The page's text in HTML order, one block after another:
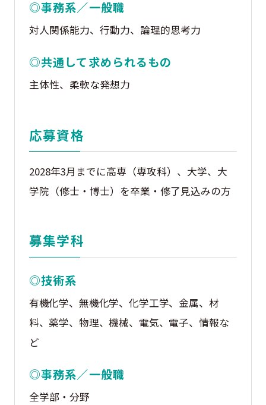
◎事務系／一般職
対人関係能力、行動力、論理的思考力
◎共通して求められるもの
主体性、柔軟な発想力
応募資格
2028年3月までに高専（専攻科）、大学、大
学院（修士・博士）を卒業・修了見込みの方
募集学科
◎技術系
有機化学、無機化学、化学工学、金属、材
料、薬学、物理、機械、電気、電子、情報な
ど
◎事務系／一般職
全学部・分野